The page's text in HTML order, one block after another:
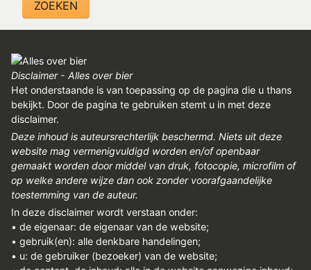
FACEBOOK
LINKS
Disclaimer - Alles over bier
Het onderstaande is van toepassing op de pagina die u thans
bekijkt. Door de pagina te gebruiken stemt u in met deze
disclaimer.
Deze inhoud is auteursrechterlijk beschermd. Niets uit deze
website mag vermenigvuldigd worden en/of openbaar
gemaakt worden door middel van druk, fotocopie, microfilm of
op welke andere wijze dan ook zonder voorafgaandelijke
toestemming van de auteur.
In deze disclaimer wordt verstaan onder:
• de eigenaar: de eigenaar van de website;
• gebruik(en): alle denkbare handelingen;
• u: de gebruiker (bezoeker) van de website;